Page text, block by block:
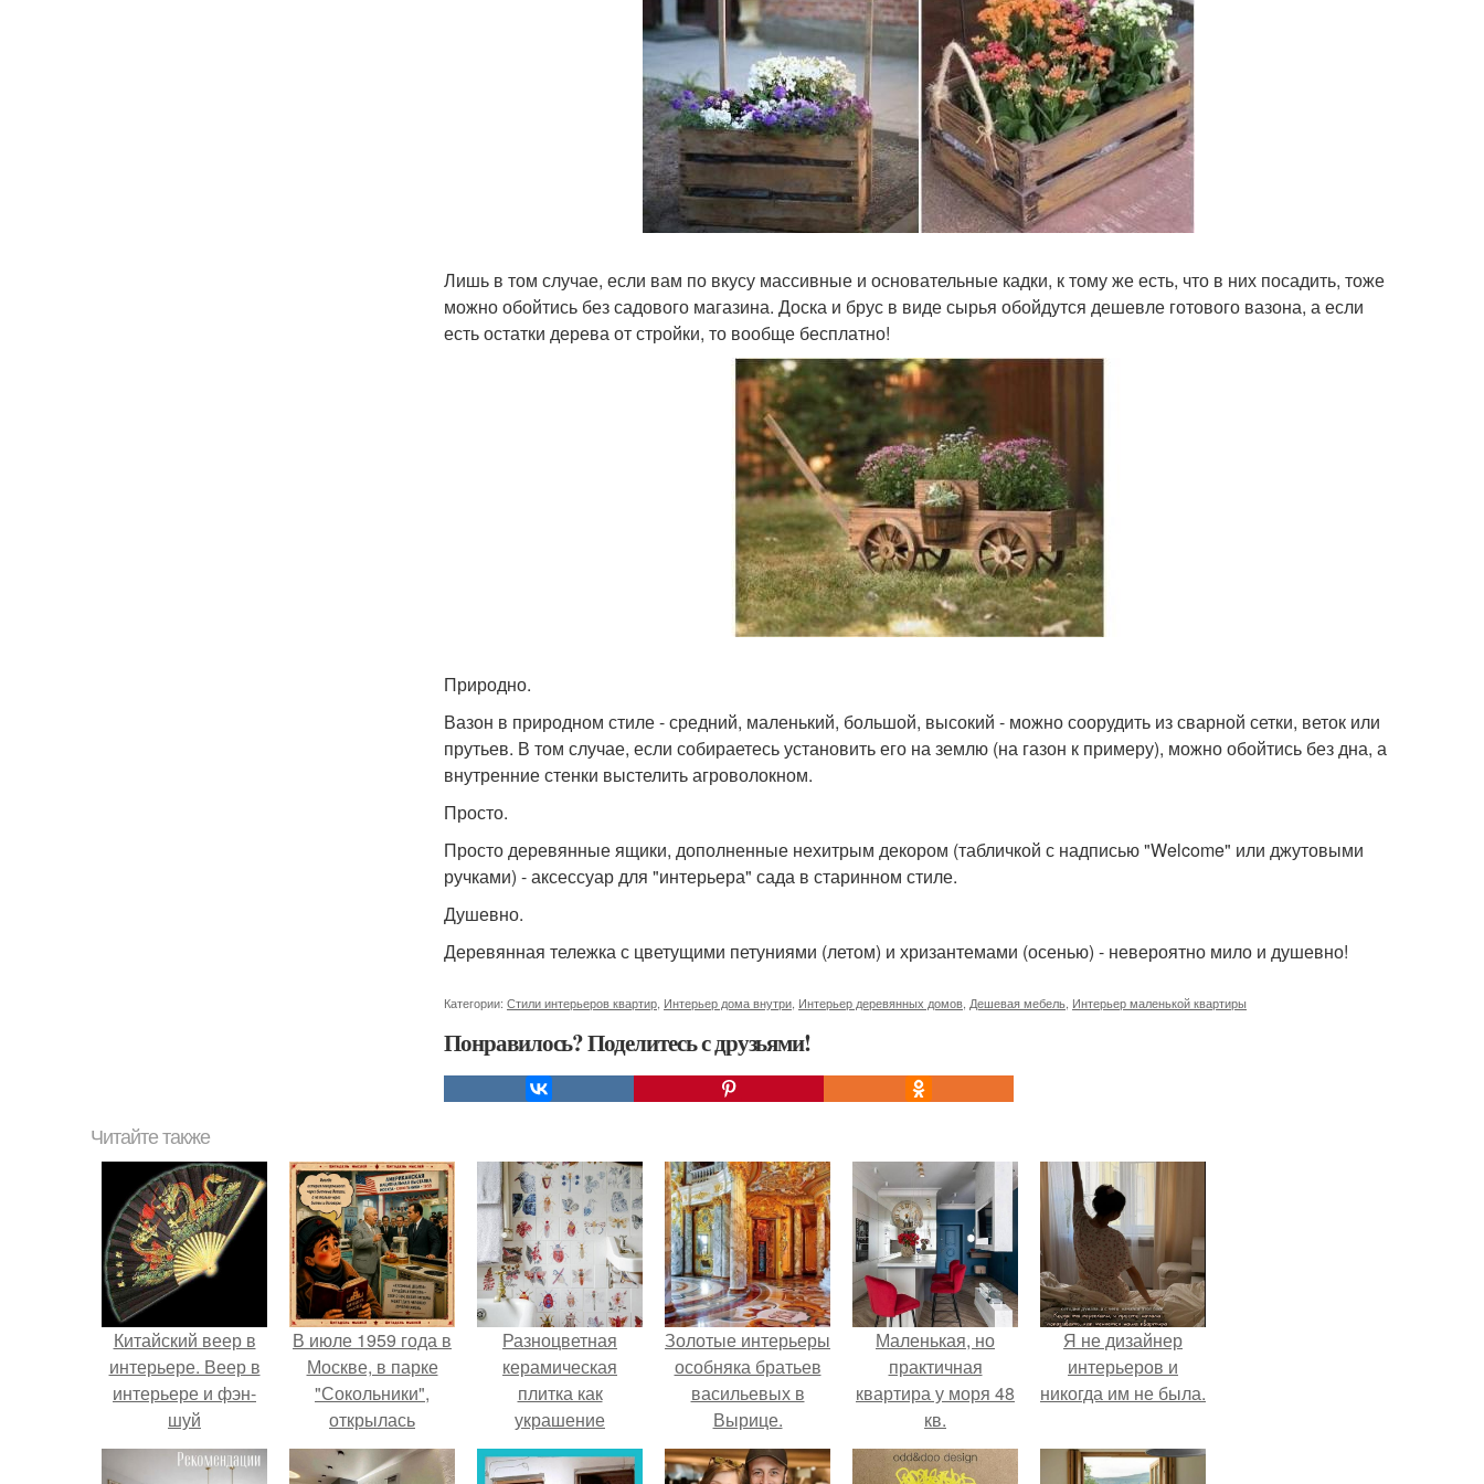
Лишь в том случае, если вам по вкусу массивные и основательные кадки, к тому же есть, что в них посадить, тоже
можно обойтись без садового магазина. Доска и брус в виде сырья обойдутся дешевле готового вазона, а если
есть остатки дерева от стройки, то вообще бесплатно!
Природно.
Вазон в природном стиле - средний, маленький, большой, высокий - можно соорудить из сварной сетки, веток или
прутьев. В том случае, если собираетесь установить его на землю (на газон к примеру), можно обойтись без дна, а
внутренние стенки выстелить агроволокном.
Просто.
Просто деревянные ящики, дополненные нехитрым декором (табличкой с надписью "Welcome" или джутовыми
ручками) - аксессуар для "интерьера" сада в старинном стиле.
Душевно.
Деревянная тележка с цветущими петуниями (летом) и хризантемами (осенью) - невероятно мило и душевно!
Категории: Стили интерьеров квартир Интерьер дома внутри Интерьер деревянных домов Дешевая мебель Интерьер маленькой квартиры
Понравилось? Поделитесь с друзьями!
Читайте также
Китайский веер в
интерьере. Веер в
интерьере и фэн-
шуй
В июле 1959 года в
Москве, в парке
"Сокольники",
открылась
американская
национальная
Разноцветная
керамическая
плитка как
украшение
интерьера.
Золотые интерьеры
особняка братьев
васильевых в
Вырице.
Маленькая, но
практичная
квартира у моря 48
кв.
Я не дизайнер
интерьеров и
никогда им не была.